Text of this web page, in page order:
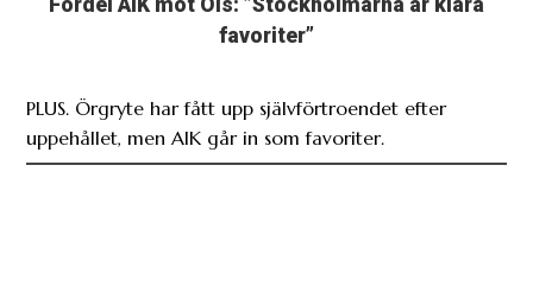
favoriter”
PLUS. Örgryte har fått upp självförtroendet efter
uppehållet, men AIK går in som favoriter.